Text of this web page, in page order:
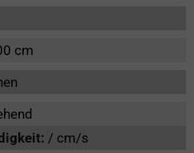
cm
/ cm/s